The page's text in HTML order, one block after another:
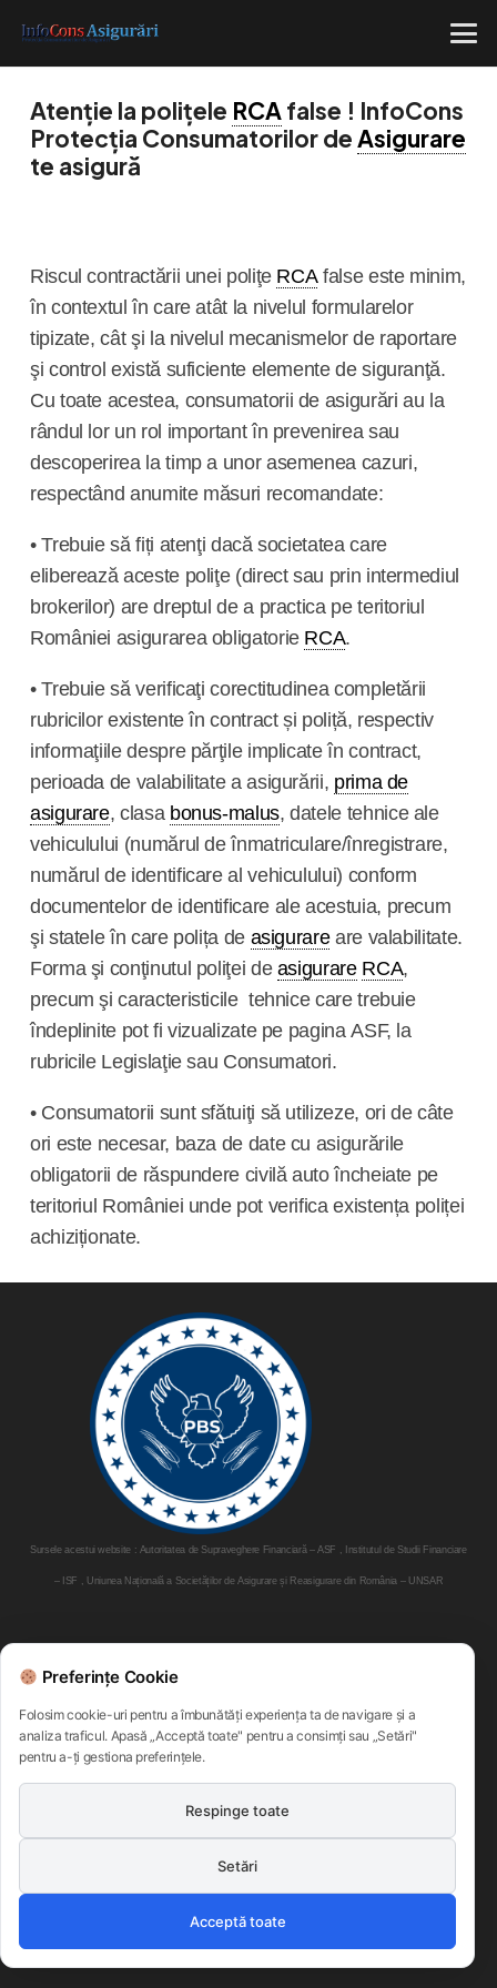
Atenție la polițele RCAfalse ! InfoCons
Protecția Consumatorilor deAsigurare
te asigură
Riscul contractării unei poliţe RCA false este minim,
în contextul în care atât la nivelul formularelor
tipizate, cât şi la nivelul mecanismelor de raportare
şi control există suficiente elemente de siguranţă.
Cu toate acestea, consumatorii de asigurări au la
rândul lor un rol important în prevenirea sau
descoperirea la timp a unor asemenea cazuri,
respectând anumite măsuri recomandate:
• Trebuie să fiți atenţi dacă societatea care
eliberează aceste poliţe (direct sau prin intermediul
brokerilor) are dreptul de a practica pe teritoriul
României asigurarea obligatorie RCA.
• Trebuie să verificaţi corectitudinea completării
rubricilor existente în contract și poliță, respectiv
informaţiile despre părţile implicate în contract,
perioada de valabilitate a asigurării, prima de
asigurare, clasa bonus-malus, datele tehnice ale
vehiculului (numărul de înmatriculare/înregistrare,
numărul de identificare al vehiculului) conform
documentelor de identificare ale acestuia, precum
şi statele în care polița de asigurare are valabilitate.
Forma şi conţinutul poliţei de asigurare RCA,
precum şi caracteristicile tehnice care trebuie
îndeplinite pot fi vizualizate pe pagina ASF, la
rubricile Legislaţie sau Consumatori.
• Consumatorii sunt sfătuiţi să utilizeze, ori de câte
ori este necesar, baza de date cu asigurările
obligatorii de răspundere civilă auto încheiate pe
teritoriul României unde pot verifica existența poliței
achiziționate.
Sursele acestui website : Autoritatea de Supraveghere Financiară – ASF , Institutul de Studii Financiare
– ISF , Uniunea Națională a Societăților de Asigurare și Reasigurare din România – UNSAR
Parteneri:
Politica de confidentialitate
Politica Privind Cookie-Urile
©Infocons
Preferințe Cookie
Folosim cookie-uri pentru a îmbunătăți experiența ta de navigare și a
analiza traficul. Apasă „Acceptă toate" pentru a consimți sau „Setări"
pentru a-ți gestiona preferințele.
Respinge toate
Setări
Acceptă toate